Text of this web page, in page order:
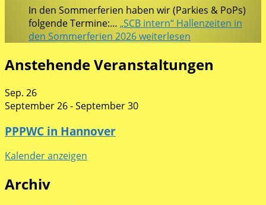
In den Sommerferien haben wir (Parkies & PoPs)
folgende Termine:… „SCB intern“ Hallenzeiten in
den Sommerferien 2026weiterlesen
Anstehende Veranstaltungen
Sep. 26
September 26-September 30
PPPWC in Hannover
Kalender anzeigen
Archiv